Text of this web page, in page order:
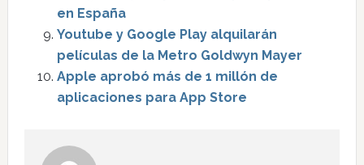
en España
Youtube y Google Play alquilarán
películas de la Metro Goldwyn Mayer
Apple aprobó más de 1 millón de
aplicaciones para App Store